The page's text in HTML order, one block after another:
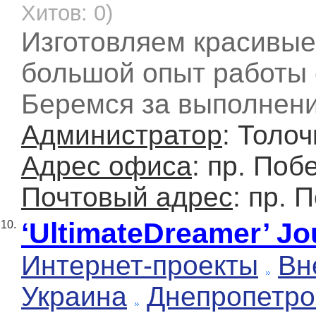
Хитов: 0)
Изготовляем
большой опыт
Беремся за
Администратор:
Адрес офиса: пр.
Почтовый адрес: пр.
10. ‘UltimateDreamer’
Интернет-проекты
Украина